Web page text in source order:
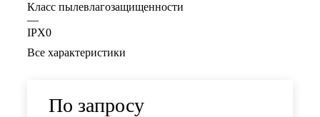
Класс пылевлагозащищенности
—
IPX0
Все характеристики
По запросу